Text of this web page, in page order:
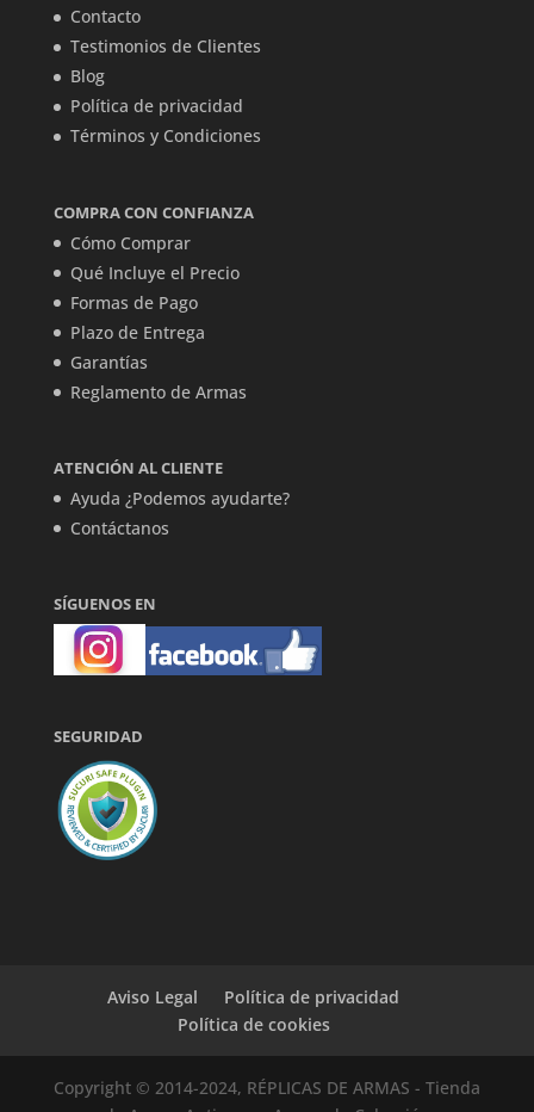
Contacto
Testimonios de Clientes
Blog
Política de privacidad
Términos y Condiciones
COMPRA CON CONFIANZA
Cómo Comprar
Qué Incluye el Precio
Formas de Pago
Plazo de Entrega
Garantías
Reglamento de Armas
ATENCIÓN AL CLIENTE
Ayuda ¿Podemos ayudarte?
Contáctanos
SÍGUENOS EN
SEGURIDAD
Aviso Legal
Política de privacidad
Política de cookies
Copyright © 2014-2024, RÉPLICAS DE ARMAS - Tienda